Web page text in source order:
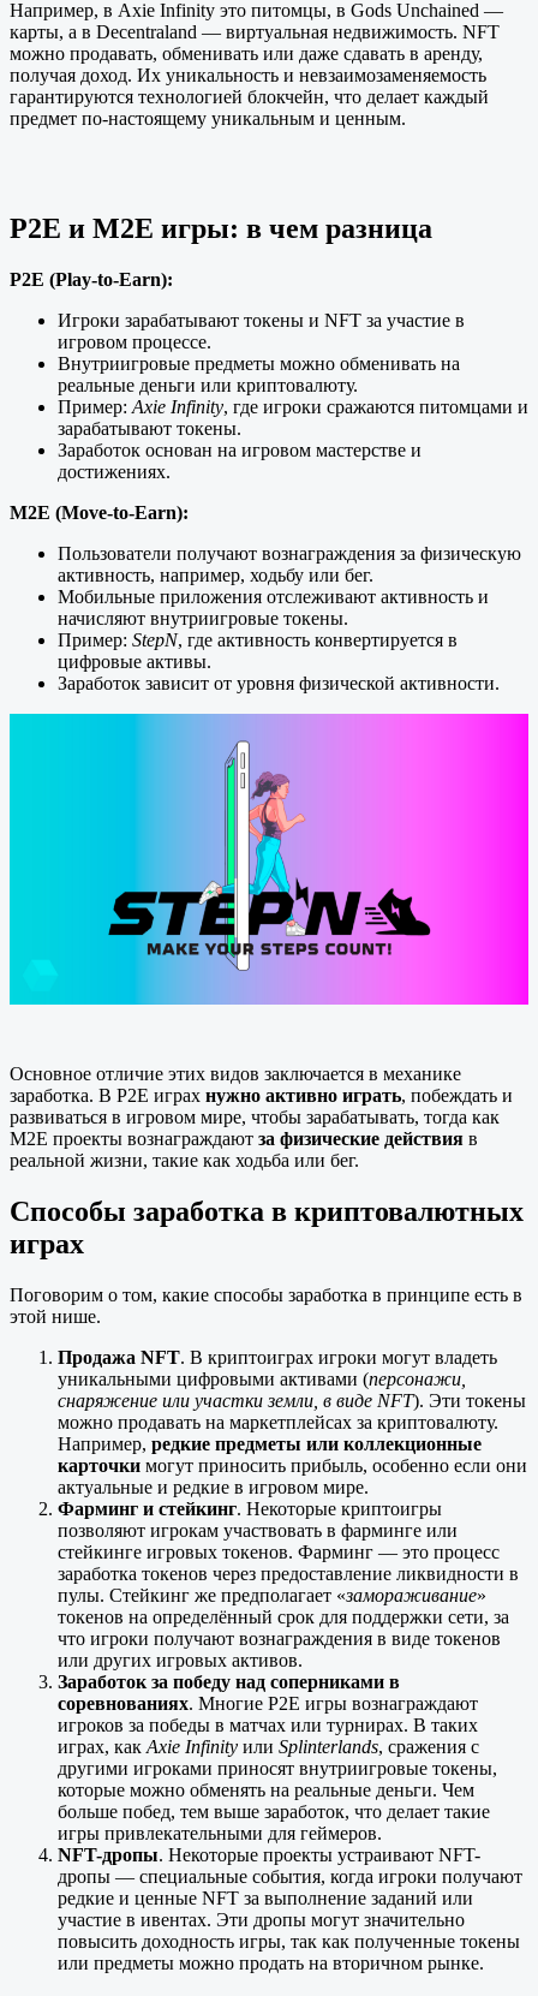
Например, в Axie Infinity это питомцы, в Gods Unchained —
карты, а в Decentraland — виртуальная недвижимость. NFT
можно продавать, обменивать или даже сдавать в аренду,
получая доход. Их уникальность и невзаимозаменяемость
гарантируются технологией блокчейн, что делает каждый
предмет по-настоящему уникальным и ценным.
P2E и M2E игры: в чем разница
P2E (Play-to-Earn):
Игроки зарабатывают токены и NFT за участие в
игровом процессе.
Внутриигровые предметы можно обменивать на
реальные деньги или криптовалюту.
Пример: Axie Infinity, где игроки сражаются питомцами и
зарабатывают токены.
Заработок основан на игровом мастерстве и
достижениях.
M2E (Move-to-Earn):
Пользователи получают вознаграждения за физическую
активность, например, ходьбу или бег.
Мобильные приложения отслеживают активность и
начисляют внутриигровые токены.
Пример: StepN, где активность конвертируется в
цифровые активы.
Заработок зависит от уровня физической активности.
Основное отличие этих видов заключается в механике
заработка. В P2E играх нужно активно играть, побеждать и
развиваться в игровом мире, чтобы зарабатывать, тогда как
M2E проекты вознаграждают за физические действия в
реальной жизни, такие как ходьба или бег.
Способы заработка в криптовалютных
играх
Поговорим о том, какие способы заработка в принципе есть в
этой нише.
Продажа NFT. В криптоиграх игроки могут владеть
уникальными цифровыми активами (персонажи,
снаряжение или участки земли, в виде NFT). Эти токены
можно продавать на маркетплейсах за криптовалюту.
Например, редкие предметы или коллекционные
карточки могут приносить прибыль, особенно если они
актуальные и редкие в игровом мире.
Фарминг и стейкинг. Некоторые криптоигры
позволяют игрокам участвовать в фарминге или
стейкинге игровых токенов. Фарминг — это процесс
заработка токенов через предоставление ликвидности в
пулы. Стейкинг же предполагает «замораживание»
токенов на определённый срок для поддержки сети, за
что игроки получают вознаграждения в виде токенов
или других игровых активов.
Заработок за победу над соперниками в
соревнованиях. Многие P2E игры вознаграждают
игроков за победы в матчах или турнирах. В таких
играх, как Axie Infinity или Splinterlands, сражения с
другими игроками приносят внутриигровые токены,
которые можно обменять на реальные деньги. Чем
больше побед, тем выше заработок, что делает такие
игры привлекательными для геймеров.
NFT-дропы. Некоторые проекты устраивают NFT-
дропы — специальные события, когда игроки получают
редкие и ценные NFT за выполнение заданий или
участие в ивентах. Эти дропы могут значительно
повысить доходность игры, так как полученные токены
или предметы можно продать на вторичном рынке.